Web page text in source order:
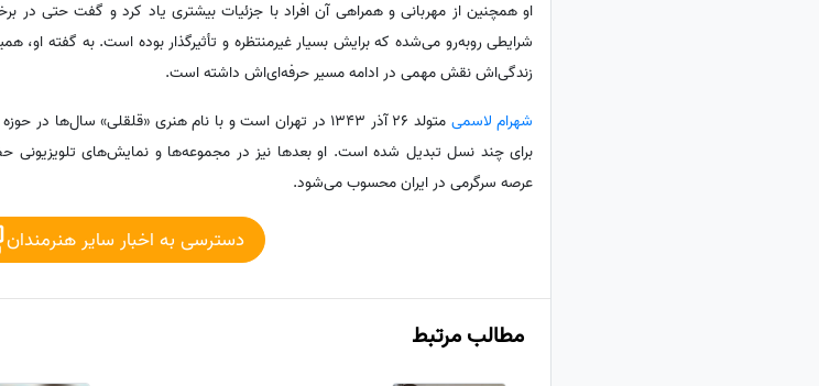
او همچنین از مهربانی و همراهی آن افراد با جزئیات بیشتری یاد کرد و گفت حتی در
شرایطی روبه‌رو می‌شده که برایش بسیار غیرمنتظره و تأثیرگذار بوده است. به گفته
زندگی‌اش نقش مهمی در ادامه مسیر حرفه‌ای‌اش داشته است.
شهرام لاسمی
متولد 26 آذر 1343 در تهران است و با نام هنری «قلقلی»
برای چند نسل تبدیل شده است. او بعدها نیز در مجموعه‌ها و نمایش‌های
عرصه سرگرمی در ایران محسوب می‌شود.
دسترسی به اخبار سایر هنرمندان
مطالب مرتبط